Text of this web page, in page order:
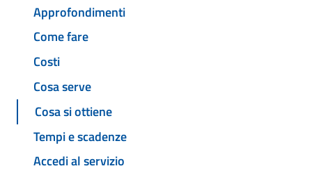
Approfondimenti
Come fare
Costi
Cosa serve
Cosa si ottiene
Tempi e scadenze
Accedi al servizio